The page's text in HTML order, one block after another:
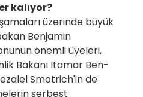
kalıyor?
üzerinde büyük
Benjamin
önemli üyeleri,
Bakanı Itamar Ben-
Smotrich'in de
serbest